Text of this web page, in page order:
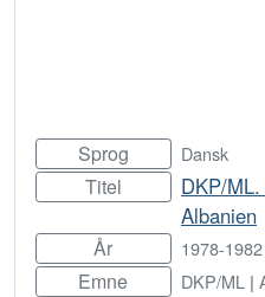
Sprog Dansk
Titel
DKP/
Albanien
År 1978-1982
Emne DKP/ML |